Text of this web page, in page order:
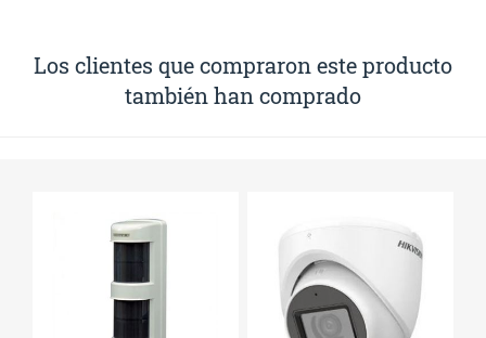
Los clientes que compraron este producto
también han comprado